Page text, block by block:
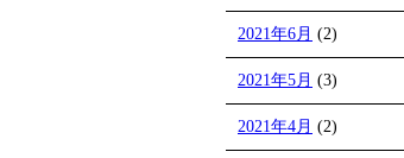
2021年6月 (2)
2021年5月 (3)
2021年4月 (2)